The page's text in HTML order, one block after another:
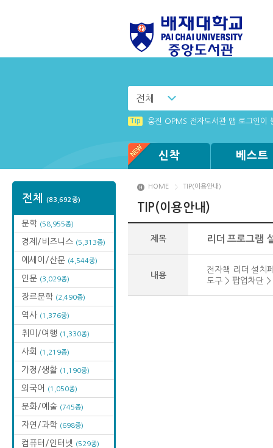
전체
Tip 웅진 OPMS 전자도서관 앱 로그인이
신착 베스트
전체 (83,692종)
문학 (58,955종)
경제/비즈니스 (5,313종)
에세이/산문 (4,544종)
인문 (3,029종)
장르문학 (2,490종)
역사 (1,376종)
취미/여행 (1,330종)
사회 (1,219종)
가정/생활 (1,190종)
외국어 (1,050종)
문화/예술 (745종)
자연/과학 (698종)
컴퓨터/인터넷 (529종)
HOME TIP(이용안내)
TIP(이용안내)
제목 리더 프로그램
내용
전자책 리더 설치
도구 > 팝업차단